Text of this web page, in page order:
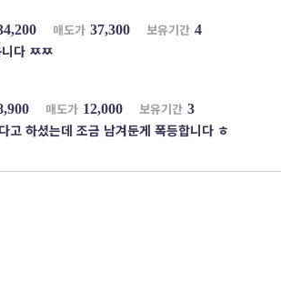
매도가 37,300 보유기간 4
다 ㅉㅉ
매도가 12,000 보유기간 3
고 하셨는데 조금 남겨둔게 폭등합니다 ㅎ